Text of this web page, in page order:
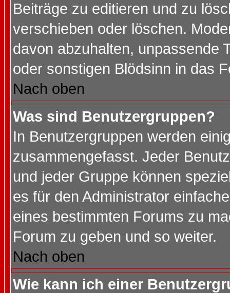
Beiträge zu editieren und zu
verschieben oder löschen.
davon abzuhalten, unpassende
oder sonstigen Blödsinn in das
Nach oben
Was sind Benutzergruppen?
In Benutzergruppen werden
zusammengefasst. Jeder
und jeder Gruppe können
es für den Administrator
eines bestimmten Forums zu
Forum zu geben und so weiter.
Nach oben
Wie kann ich einer